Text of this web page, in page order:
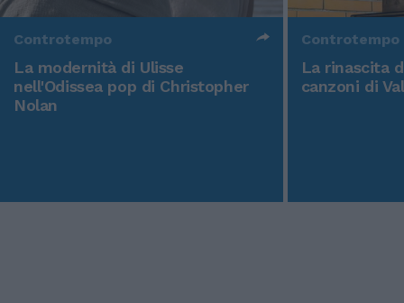
Controtempo
La modernità di Ulisse
nell'Odissea pop di Christopher
Nolan
Controtempo
La rinascita
canzoni di